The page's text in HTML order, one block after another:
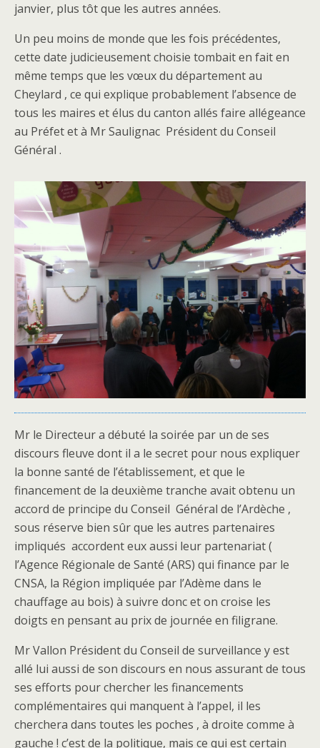
janvier, plus tôt que les autres années.
Un peu moins de monde que les fois précédentes,
cette date judicieusement choisie tombait en fait en
même temps que les vœux du département au
Cheylard , ce qui explique probablement l’absence de
tous les maires et élus du canton allés faire allégeance
au Préfet et à Mr Saulignac Président du Conseil
Général .
Mr le Directeur a débuté la soirée par un de ses
discours fleuve dont il a le secret pour nous expliquer
la bonne santé de l’établissement, et que le
financement de la deuxième tranche avait obtenu un
accord de principe du Conseil Général de l’Ardèche ,
sous réserve bien sûr que les autres partenaires
impliqués accordent eux aussi leur partenariat (
l’Agence Régionale de Santé (ARS) qui finance par le
CNSA, la Région impliquée par l’Adème dans le
chauffage au bois) à suivre donc et on croise les
doigts en pensant au prix de journée en filigrane.
Mr Vallon Président du Conseil de surveillance y est
allé lui aussi de son discours en nous assurant de tous
ses efforts pour chercher les financements
complémentaires qui manquent à l’appel, il les
cherchera dans toutes les poches , à droite comme à
gauche ! c’est de la politique, mais ce qui est certain